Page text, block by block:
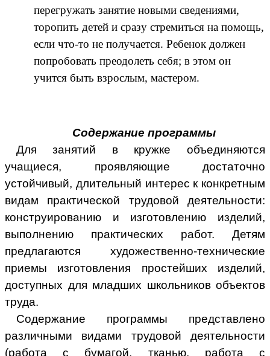
перегружать занятие новыми сведениями,
торопить детей и сразу стремиться на помощь,
если что-то не получается. Ребенок должен
попробовать преодолеть себя; в этом он
учится быть взрослым, мастером.
Содержание программы
Для занятий в кружке объединяются
учащиеся, проявляющие достаточно
устойчивый, длительный интерес к конкретным
видам практической трудовой деятельности:
конструированию и изготовлению изделий,
выполнению практических работ. Детям
предлагаются художественно-технические
приемы изготовления простейших изделий,
доступных для младших школьников объектов
труда.
Содержание программы представлено
различными видами трудовой деятельности
(работа с бумагой, тканью, работа с